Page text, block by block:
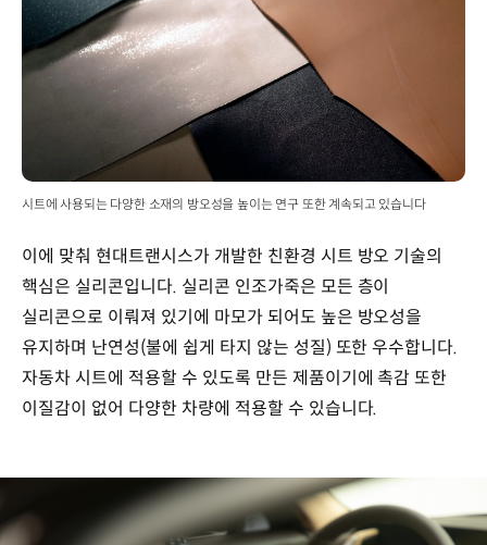
시트에 사용되는 다양한 소재의 방오성을 높이는 연구 또한 계속되고 있습니다
이에 맞춰 현대트랜시스가 개발한 친환경 시트 방오 기술의
핵심은 실리콘입니다. 실리콘 인조가죽은 모든 층이
실리콘으로 이뤄져 있기에 마모가 되어도 높은 방오성을
유지하며 난연성(불에 쉽게 타지 않는 성질) 또한 우수합니다.
자동차 시트에 적용할 수 있도록 만든 제품이기에 촉감 또한
이질감이 없어 다양한 차량에 적용할 수 있습니다.